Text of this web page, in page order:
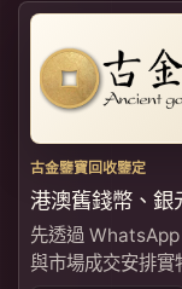
古金鑒寶回收鑒定
港澳舊錢幣、銀
先透過
與市場成交安排實